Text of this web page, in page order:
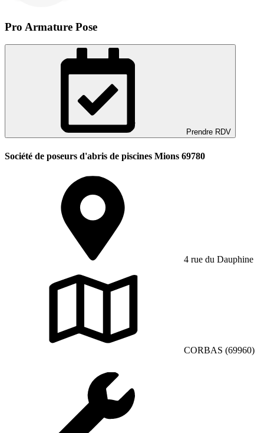
Pro Armature Pose
Prendre RDV
Société de poseurs d'abris de piscines Mions 69780
4 rue du Dauphine
CORBAS (69960)